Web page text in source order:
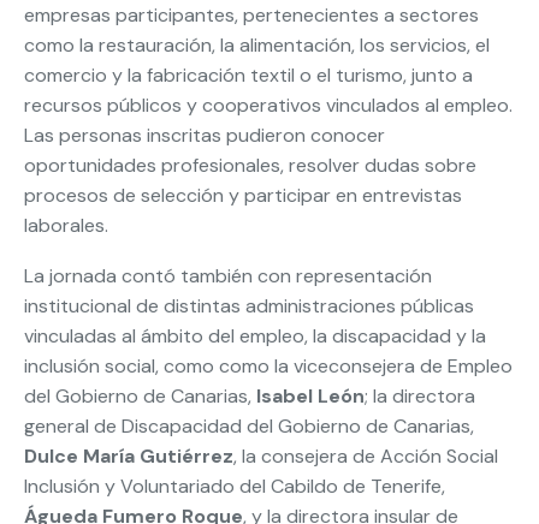
empresas participantes, pertenecientes a sectores
como la restauración, la alimentación, los servicios, el
comercio y la fabricación textil o el turismo, junto a
recursos públicos y cooperativos vinculados al empleo.
Las personas inscritas pudieron conocer
oportunidades profesionales, resolver dudas sobre
procesos de selección y participar en entrevistas
laborales.
La jornada contó también con representación
institucional de distintas administraciones públicas
vinculadas al ámbito del empleo, la discapacidad y la
inclusión social, como como la viceconsejera de Empleo
del Gobierno de Canarias, Isabel León; la directora
general de Discapacidad del Gobierno de Canarias,
Dulce María Gutiérrez, la consejera de Acción Social
Inclusión y Voluntariado del Cabildo de Tenerife,
Águeda Fumero Roque, y la directora insular de